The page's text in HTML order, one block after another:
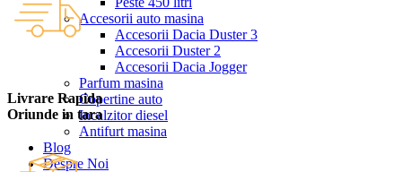
Accesorii auto masina
Accesorii Dacia Duster 3
Accesorii Duster 2
Accesorii Dacia Jogger
Parfum masina
Copertine auto
Incalzitor diesel
Antifurt masina
Blog
Despre Noi
Livrare Rapida
Oriunde in tara